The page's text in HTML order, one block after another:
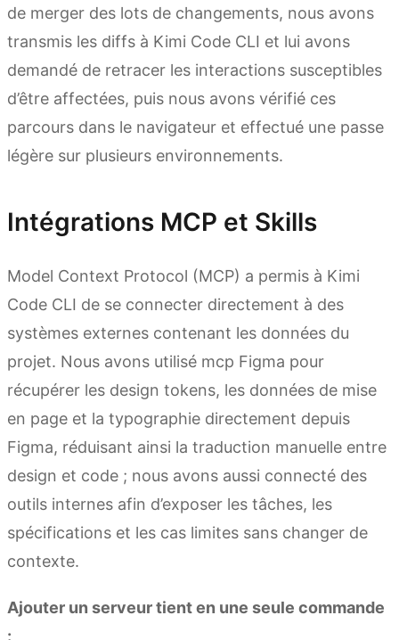
de merger des lots de changements, nous avons
transmis les diffs à Kimi Code CLI et lui avons
demandé de retracer les interactions susceptibles
d’être affectées, puis nous avons vérifié ces
parcours dans le navigateur et effectué une passe
légère sur plusieurs environnements.
Intégrations MCP et Skills
Model Context Protocol (MCP) a permis à Kimi
Code CLI de se connecter directement à des
systèmes externes contenant les données du
projet. Nous avons utilisé mcp Figma pour
récupérer les design tokens, les données de mise
en page et la typographie directement depuis
Figma, réduisant ainsi la traduction manuelle entre
design et code ; nous avons aussi connecté des
outils internes afin d’exposer les tâches, les
spécifications et les cas limites sans changer de
contexte.
Ajouter un serveur tient en une seule commande
: